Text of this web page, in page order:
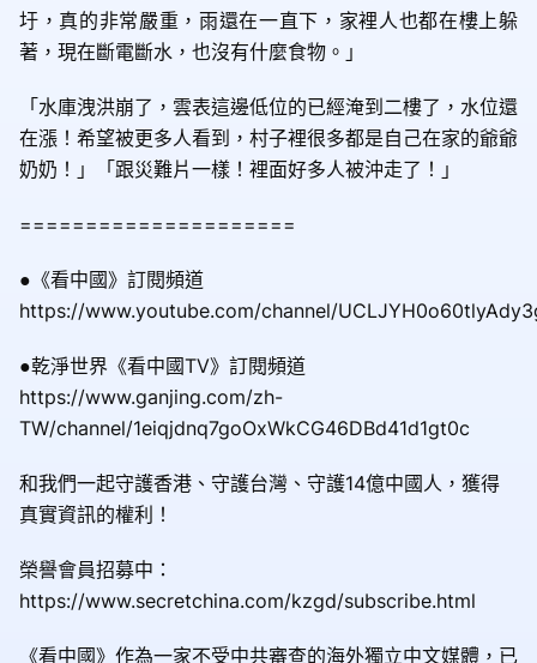
圩，真的非常嚴重，雨還在一直下，家裡人也都在樓上躲
著，現在斷電斷水，也沒有什麼食物。」
「水庫洩洪崩了，雲表這邊低位的已經淹到二樓了，水位還
在漲！希望被更多人看到，村子裡很多都是自己在家的爺爺
奶奶！」「跟災難片一樣！裡面好多人被沖走了！」
=====================
●《看中國》訂閱頻道
https://www.youtube.com/channel/
●乾淨世界《看中國TV》訂閱頻道
https://www.ganjing.com/zh-
TW/channel/1eiqjdnq7goOxWkCG46DBd41d1gt0c
和我們一起守護香港、守護台灣、守護14億中國人，獲得
真實資訊的權利！
榮譽會員招募中：
https://www.secretchina.com/kzgd/subscribe.html
《看中國》作為一家不受中共審查的海外獨立中文媒體，已